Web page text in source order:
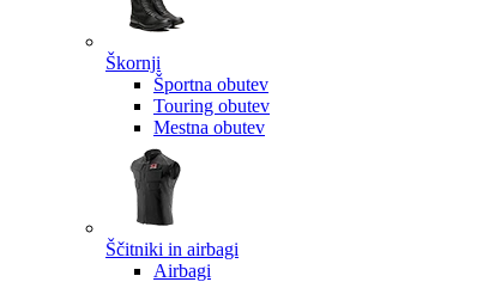
Škornji
Športna obutev
Touring obutev
Mestna obutev
Ščitniki in airbagi
Airbagi